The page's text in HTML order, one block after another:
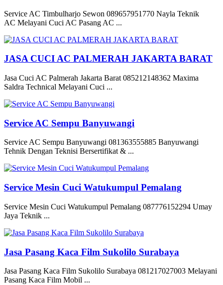
Service AC Timbulharjo Sewon 089657951770 Nayla Teknik
AC Melayani Cuci AC Pasang AC ...
JASA CUCI AC PALMERAH JAKARTA BARAT
Jasa Cuci AC Palmerah Jakarta Barat 085212148362 Maxima
Saldra Technical Melayani Cuci ...
Service AC Sempu Banyuwangi
Service AC Sempu Banyuwangi 081363555885 Banyuwangi
Tehnik Dengan Teknisi Bersertifikat & ...
Service Mesin Cuci Watukumpul Pemalang
Service Mesin Cuci Watukumpul Pemalang 087776152294 Umay
Jaya Teknik ...
Jasa Pasang Kaca Film Sukolilo Surabaya
Jasa Pasang Kaca Film Sukolilo Surabaya 081217027003 Melayani
Pasang Kaca Film Mobil ...